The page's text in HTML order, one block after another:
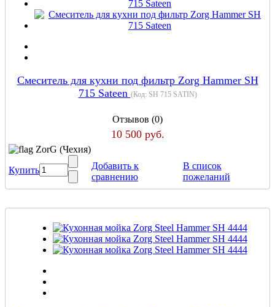
Смеситель для кухни под фильтр Zorg Hammer SH
715 Sateen (Код: SH 715 SATIN)
Отзывов (0)
10 500 руб.
ZorG (Чехия)
Купить
Добавить к
сравнению
В список
пожеланий